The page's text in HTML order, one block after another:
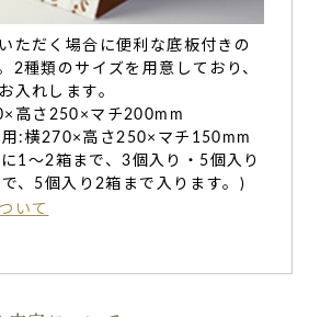
ただく場合に便利な底板付きの
2種類のサイズを用意しており、
入れします。
高さ250×マチ200mm
:横270×高さ250×マチ150mm
1～2箱まで、3個入り・5個入り
、5個入り2箱まで入ります。)
いて